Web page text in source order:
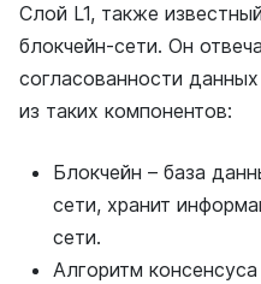
Слой L1, также
блокчейн-сети. Он
согласованности
из таких компонентов:
Блокчейн – база
сети, хранит
сети.
Алгоритм